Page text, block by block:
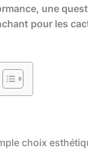
une
pour les
choix